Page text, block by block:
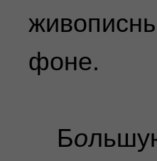
фоне.
Бо